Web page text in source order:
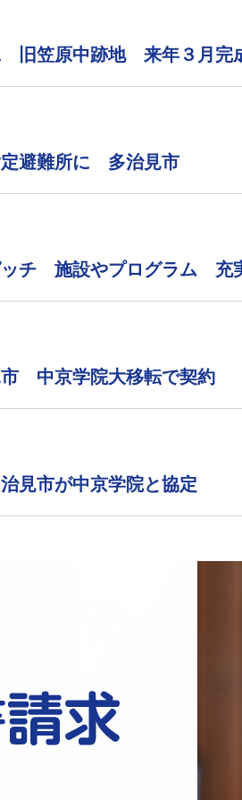
旧笠原中跡地 来年３月完
避難所に 多治見市
チ 施設やプログラム 充
中京学院大移転で契約
市が中京学院と協定